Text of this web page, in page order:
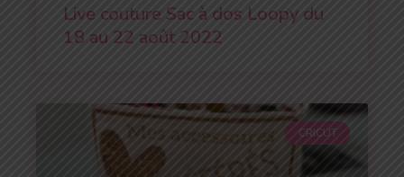
Live couture Sac à dos Loopy du
18 au 22 août 2022
CRICUT